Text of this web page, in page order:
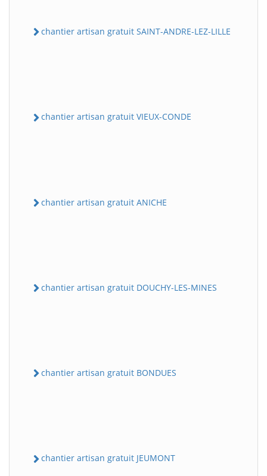
chantier artisan gratuit SAINT-ANDRE-LEZ-LILLE
chantier artisan gratuit VIEUX-CONDE
chantier artisan gratuit ANICHE
chantier artisan gratuit DOUCHY-LES-MINES
chantier artisan gratuit BONDUES
chantier artisan gratuit JEUMONT